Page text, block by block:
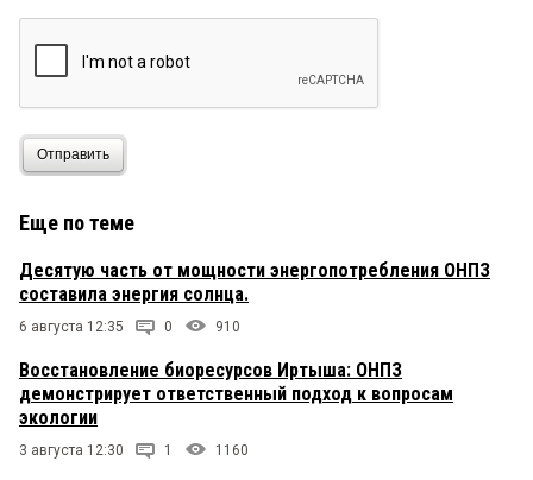
Виктор 5 августа 2018 в 20:20:
Гуселетова вообще надо гнать поганой метлой
из Горсовета. Тёмное прошлое...серое
Отправить
Еще по теме
Десятую часть от мощности энергопотребления ОНПЗ
составила энергия солнца.
6 августа 12:35 0 910
Восстановление биоресурсов Иртыша: ОНПЗ
демонстрирует ответственный подход к вопросам
экологии
3 августа 12:30 1 1160